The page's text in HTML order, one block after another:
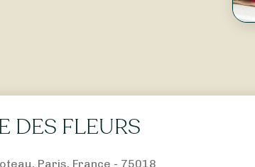
DES FLEURS
Paris, France - 75018